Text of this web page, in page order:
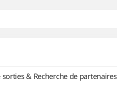
& Recherche de partenaires